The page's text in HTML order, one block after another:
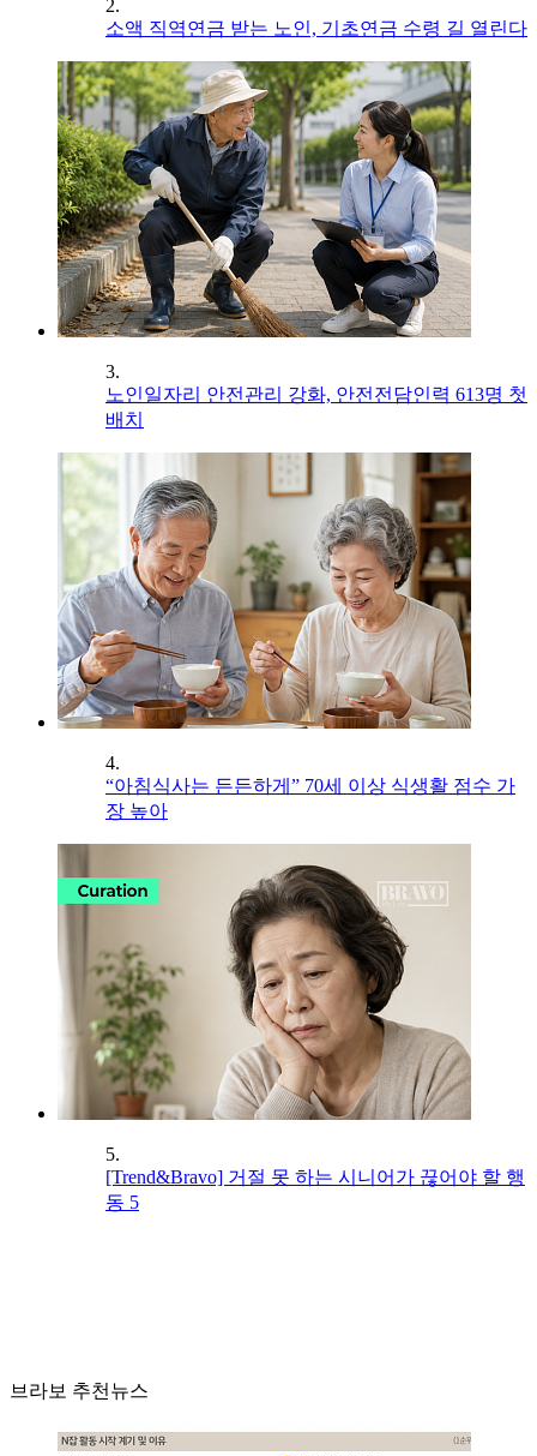
2.
소액 직역연금 받는 노인, 기초연금 수령 길 열린다
3.
노인일자리 안전관리 강화, 안전전담인력 613명 첫
배치
4.
“아침식사는 든든하게” 70세 이상 식생활 점수 가
장 높아
5.
[Trend&Bravo] 거절 못 하는 시니어가 끊어야 할 행
동 5
브라보 추천뉴스